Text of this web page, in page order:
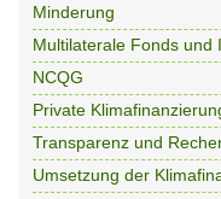
Minderung
Multilaterale Fonds und
NCQG
Private
Transparenz und
Umsetzung der